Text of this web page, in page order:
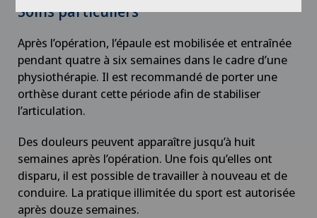
Soins particuliers
Après l’opération, l’épaule est mobilisée et entraînée
pendant quatre à six semaines dans le cadre d’une
physiothérapie. Il est recommandé de porter une
orthèse durant cette période afin de stabiliser
l’articulation.
Des douleurs peuvent apparaître jusqu’à huit
semaines après l’opération. Une fois qu’elles ont
disparu, il est possible de travailler à nouveau et de
conduire. La pratique illimitée du sport est autorisée
après douze semaines.